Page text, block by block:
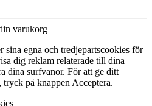
varukorg
sina egna och tredjepartscookies för
dig reklam relaterade till dina
dina surfvanor. För att ge ditt
på knappen Acceptera.